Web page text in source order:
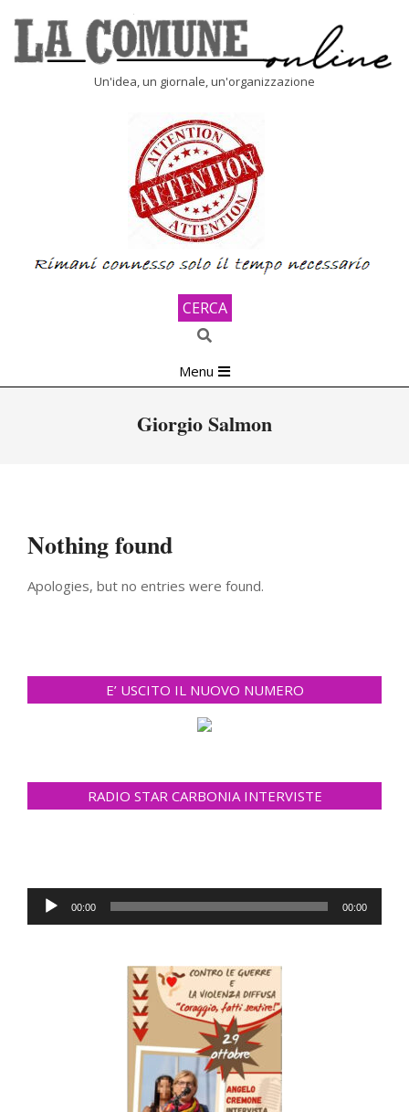
content
Un'idea, un giornale, un'organizzazione
CERCA
Search
Navigation
Menu
Giorgio Salmon
Nothing found
Apologies, but no entries were found.
E’ USCITO IL NUOVO NUMERO
RADIO STAR CARBONIA INTERVISTE
Lecteur
audio
00:00 00:00